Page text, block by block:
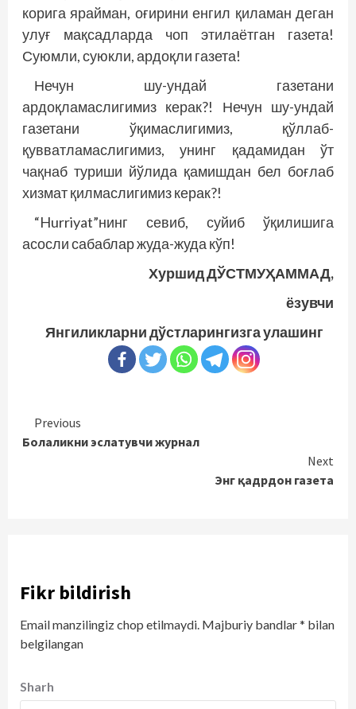
корига ярайман, оғирини енгил қиламан деган
улуғ мақсадларда чоп этилаётган газета!
Суюмли, суюкли, ардоқли газета!
Нечун шу-ундай газетани
ардоқламаслигимиз керак?! Нечун шу-ундай
газетани ўқимаслигимиз, қўллаб-
қувватламаслигимиз, унинг қадамидан ўт
чақнаб туриши йўлида қамишдан бел боғлаб
хизмат қилмаслигимиз керак?!
“Hurriyat”нинг севиб, суйиб ўқилишига
асосли сабаблар жуда-жуда кўп!
Хуршид ДЎСТМУҲАММАД,
ёзувчи
Янгиликларни дўстларингизга улашинг
Continue
Reading
Previous
Болаликни эслатувчи журнал
Next
Энг қадрдон газета
Fikr bildirish
Email manzilingiz chop etilmaydi. Majburiy bandlar* bilan
belgilangan
Sharh